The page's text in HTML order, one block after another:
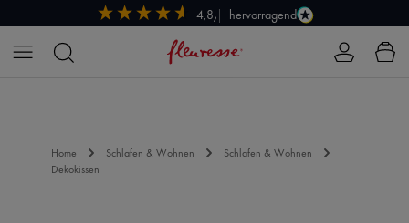
Zum Hauptinhalt springen hervorragend
4,8/5
Home Schlafen & Wohnen
Schlafen & Wohnen
Dekokissen